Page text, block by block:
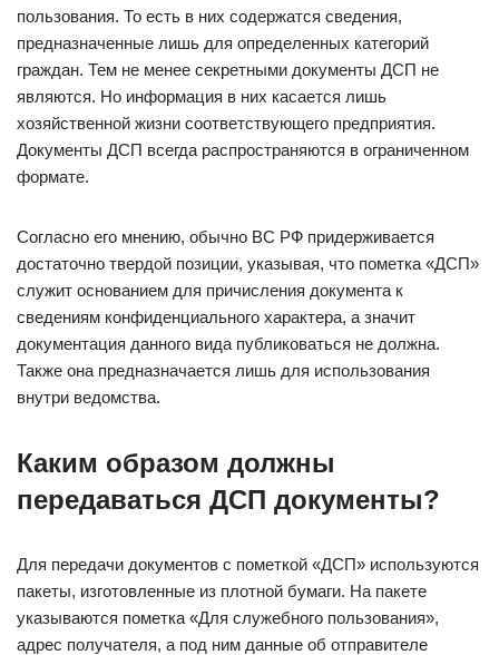
пользования. То есть в них содержатся сведения,
предназначенные лишь для определенных категорий
граждан. Тем не менее секретными документы ДСП не
являются. Но информация в них касается лишь
хозяйственной жизни соответствующего предприятия.
Документы ДСП всегда распространяются в ограниченном
формате.
Согласно его мнению, обычно ВС РФ придерживается
достаточно твердой позиции, указывая, что пометка «ДСП»
служит основанием для причисления документа к
сведениям конфиденциального характера, а значит
документация данного вида публиковаться не должна.
Также она предназначается лишь для использования
внутри ведомства.
Каким образом должны
передаваться ДСП документы?
Для передачи документов с пометкой «ДСП» используются
пакеты, изготовленные из плотной бумаги. На пакете
указываются пометка «Для служебного пользования»,
адрес получателя, а под ним данные об отправителе